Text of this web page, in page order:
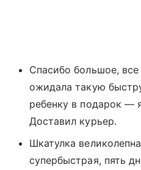
Спасибо большое,
ожидала такую
ребенку в подарок —
Доставил курьер.
Шкатулка
супербыстрая, пять